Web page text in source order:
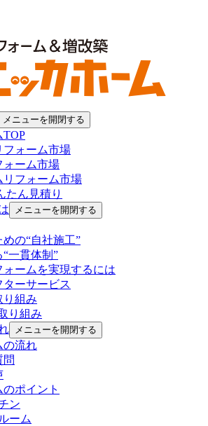
メニューを開閉する
TOP
フォーム市場
ォーム市場
リフォーム市場
たん見積り
メニューを開閉する
の“自社施工”
一貫体制”
ォームを実現するには
ーサービス
り組み
り組み
メニューを開閉する
の流れ
問
のポイント
ン
ーム